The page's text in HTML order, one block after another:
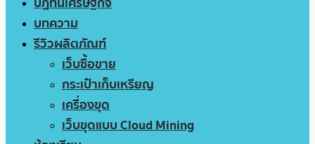
บทความ
รีวิวผลิตภัณฑ์
เว็บซื้อขาย
กระเป๋าเก็บเหรียญ
เครื่องขุด
เว็บขุดแบบ Cloud Mining